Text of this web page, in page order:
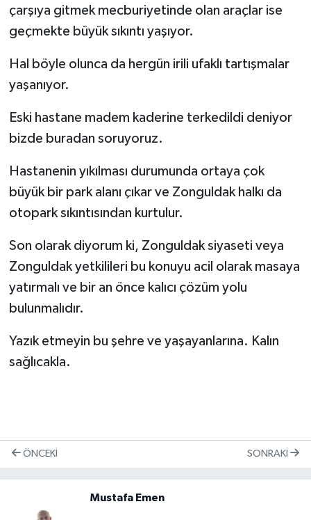
çarşıya gitmek mecburiyetinde olan araçlar ise
geçmekte büyük sıkıntı yaşıyor.
Hal böyle olunca da hergün irili ufaklı tartışmalar
yaşanıyor.
Eski hastane madem kaderine terkedildi deniyor
bizde buradan soruyoruz.
Hastanenin yıkılması durumunda ortaya çok
büyük bir park alanı çıkar ve Zonguldak halkı da
otopark sıkıntısından kurtulur.
Son olarak diyorum ki, Zonguldak siyaseti veya
Zonguldak yetkilileri bu konuyu acil olarak masaya
yatırmalı ve bir an önce kalıcı çözüm yolu
bulunmalıdır.
Yazık etmeyin bu şehre ve yaşayanlarına. Kalın
sağlıcakla.
ÖNCEKI SONRAKI
Mustafa Emen